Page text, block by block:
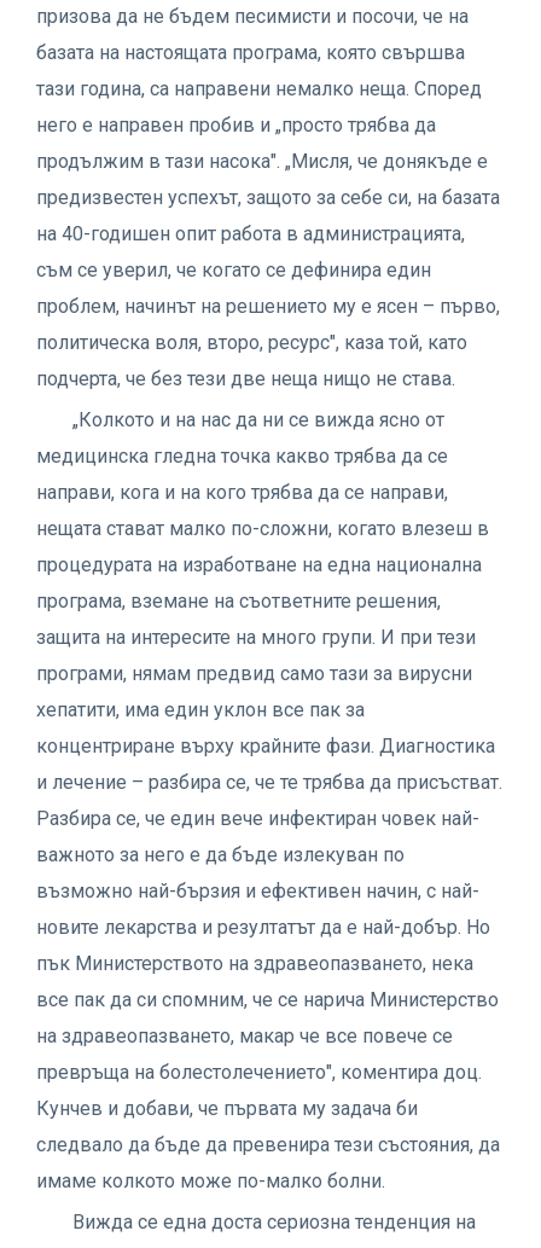
призова да не бъдем песимисти и посочи, че на
базата на настоящата програма, която свършва
тази година, са направени немалко неща. Според
него е направен пробив и „просто трябва да
продължим в тази насока". „Мисля, че донякъде е
предизвестен успехът, защото за себе си, на базата
на 40-годишен опит работа в администрацията,
съм се уверил, че когато се дефинира един
проблем, начинът на решението му е ясен – първо,
политическа воля, второ, ресурс", каза той, като
подчерта, че без тези две неща нищо не става.
„Колкото и на нас да ни се вижда ясно от
медицинска гледна точка какво трябва да се
направи, кога и на кого трябва да се направи,
нещата стават малко по-сложни, когато влезеш в
процедурата на изработване на една национална
програма, вземане на съответните решения,
защита на интересите на много групи. И при тези
програми, нямам предвид само тази за вирусни
хепатити, има един уклон все пак за
концентриране върху крайните фази. Диагностика
и лечение – разбира се, че те трябва да присъстват.
Разбира се, че един вече инфектиран човек най-
важното за него е да бъде излекуван по
възможно най-бързия и ефективен начин, с най-
новите лекарства и резултатът да е най-добър. Но
пък Министерството на здравеопазването, нека
все пак да си спомним, че се нарича Министерство
на здравеопазването, макар че все повече се
превръща на болестолечението", коментира доц.
Кунчев и добави, че първата му задача би
следвало да бъде да превенира тези състояния, да
имаме колкото може по-малко болни.
Вижда се една доста сериозна тенденция на